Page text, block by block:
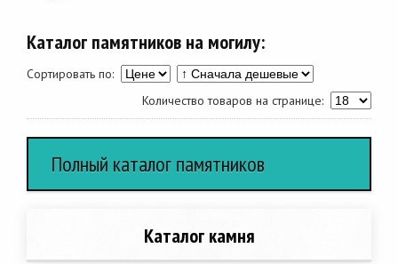
Каталог памятников на могилу:
Сортировать по:
Количество товаров на странице:
Полный каталог памятников
Каталог камня